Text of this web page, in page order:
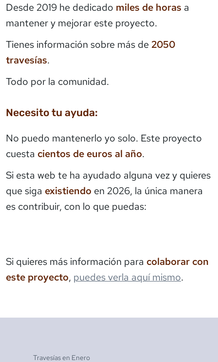
Desde 2019 he dedicado miles de horas a
mantener y mejorar este proyecto.
Tienes información sobre más de 2050
travesías.
Todo por la comunidad.
Necesito tu ayuda:
No puedo mantenerlo yo solo. Este proyecto
cuesta cientos de euros al año.
Si esta web te ha ayudado alguna vez y quieres
que siga existiendo en 2026, la única manera
es contribuir, con lo que puedas:
Si quieres más información para colaborar con
este proyecto, puedes verla aquí mismo.
Travesías en Enero